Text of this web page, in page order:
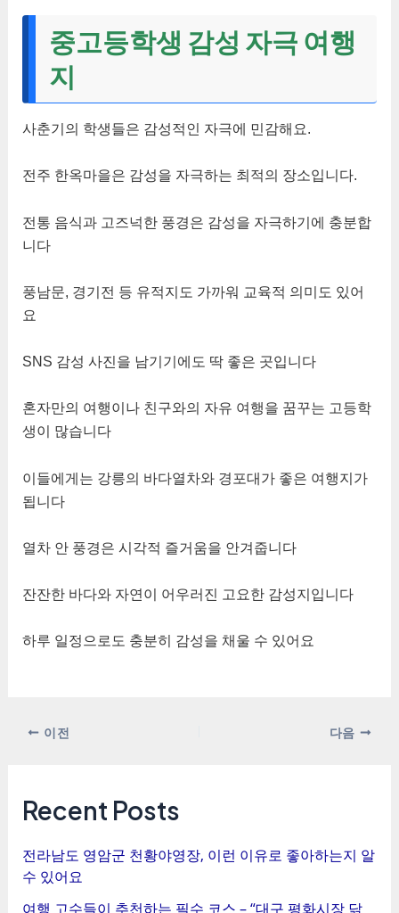
중고등학생 감성 자극 여행
지
사춘기의 학생들은 감성적인 자극에 민감해요.
전주 한옥마을은 감성을 자극하는 최적의 장소입니다.
전통 음식과 고즈넉한 풍경은 감성을 자극하기에 충분합
니다
풍남문, 경기전 등 유적지도 가까워 교육적 의미도 있어
요
SNS 감성 사진을 남기기에도 딱 좋은 곳입니다
혼자만의 여행이나 친구와의 자유 여행을 꿈꾸는 고등학
생이 많습니다
이들에게는 강릉의 바다열차와 경포대가 좋은 여행지가
됩니다
열차 안 풍경은 시각적 즐거움을 안겨줍니다
잔잔한 바다와 자연이 어우러진 고요한 감성지입니다
하루 일정으로도 충분히 감성을 채울 수 있어요
이전 다음
Recent Posts
전라남도 영암군 천황야영장, 이런 이유로 좋아하는지 알
수 있어요
여행 고수들이 추천하는 필수 코스 – “대구 평화시장 닭